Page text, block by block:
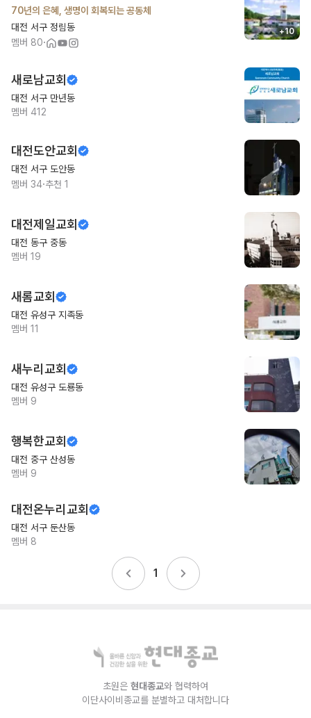
70년의 은혜, 생명이 회복되는 공동체
대전 서구 정림동
멤버 80·
+10
새로남교회
대전 서구 만년동
멤버 412
대전도안교회
대전 서구 도안동
멤버 34·추천 1
대전제일교회
대전 동구 중동
멤버 19
새롬교회
대전 유성구 지족동
멤버 11
새누리교회
대전 유성구 도룡동
멤버 9
행복한교회
대전 중구 산성동
멤버 9
대전온누리교회
대전 서구 둔산동
멤버 8
1
초원은 현대종교와 협력하여
이단사이비종교를 분별하고 대처합니다